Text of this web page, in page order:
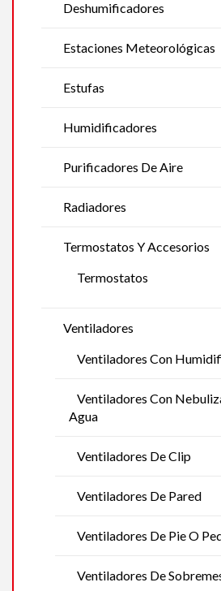
Deshumificadores
Estaciones Meteorológicas
Estufas
Humidificadores
Purificadores De Aire
Radiadores
Termostatos Y Accesorios
Termostatos
Ventiladores
Ventiladores Con
Ventiladores Con
Agua
Ventiladores De Clip
Ventiladores De Pared
Ventiladores De Pie O
Ventiladores De